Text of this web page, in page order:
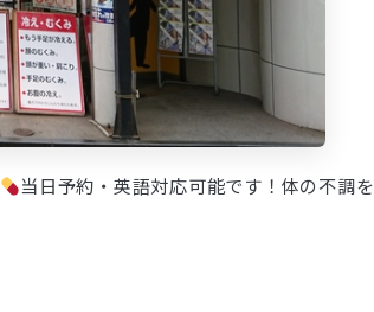
当日予約・英語対応可能です！体の不調を